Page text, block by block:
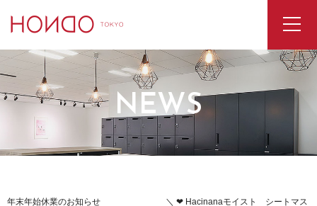
NEWS
年末年始休業のお知らせ
＼ ❤︎ Hacinanaモイスト シートマス